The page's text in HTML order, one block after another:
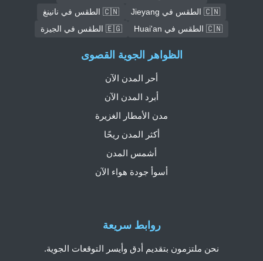
🇨🇳 الطقس في Jieyang
🇨🇳 الطقس في نانينغ
🇨🇳 الطقس في Huai'an
🇪🇬 الطقس في الجيزة
روابط سريعة
نحن ملتزمون بتقديم أدق وأيسر التوقعات الجوية.
الظواهر الجوية القصوى
أحر المدن الآن
أبرد المدن الآن
مدن الأمطار الغزيرة
أكثر المدن ريحًا
أشمس المدن
أسوأ جودة هواء الآن